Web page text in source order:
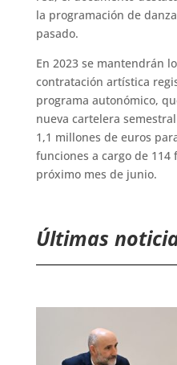
la programación de
pasado.
En 2023 se mantendrán
contratación artística
programa autonómico,
nueva cartelera
1,1 millones de euros
funciones a cargo de 114
próximo mes de junio.
Últimas